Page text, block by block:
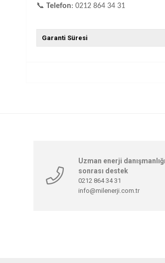
📞 Telefon: 0212 864 34 31
Garanti Süresi
Uzman enerji
sonrası destek
0212 864 34 31
info@milenerji.com.tr